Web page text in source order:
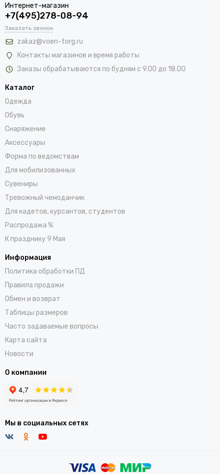
Интернет-магазин
+7(495)278-08-94
Заказать звонок
zakaz@voen-torg.ru
Контакты магазинов и время работы
Заказы обрабатываются по будням с 9.00 до 18.00
Каталог
Одежда
Обувь
Снаряжение
Аксессуары
Форма по ведомствам
Для мобилизованных
Сувениры
Тревожный чемоданчик
Для кадетов, курсантов, студентов
Распродажа %
К празднику 9 Мая
Информация
Политика обработки ПД
Правила продажи
Обмен и возврат
Таблицы размеров
Часто задаваемые вопросы
Карта сайта
Новости
О компании
Мы в социальных сетях